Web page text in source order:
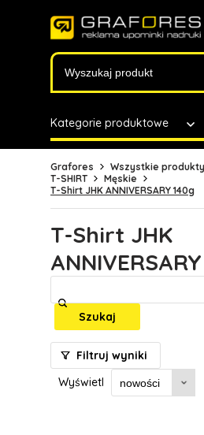
Kategorie produktowe
Grafores
Wszystkie produkty
T-SHIRT
Męskie
T-Shirt JHK ANNIVERSARY 140g
T-Shirt JHK
Szukaj
Filtruj wyniki
Wyświetl